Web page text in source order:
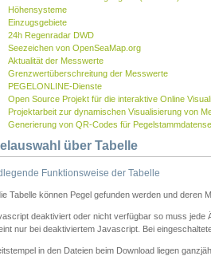
Höhensysteme
Einzugsgebiete
24h Regenradar DWD
Seezeichen von OpenSeaMap.org
Aktualität der Messwerte
Grenzwertüberschreitung der Messwerte
PEGELONLINE-Dienste
Open Source Projekt für die interaktive Online
Projektarbeit zur dynamischen Visualisierung von
Generierung von QR-Codes für
über Tabelle
Funktionsweise der Tabelle
Tabelle können Pegel gefunden werden und deren
deaktiviert oder nicht verfügbar so muss jede
nur bei deaktiviertem Javascript. Bei
in den Dateien beim Download liegen